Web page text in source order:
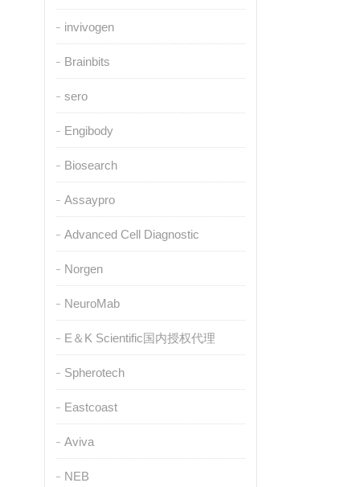
invivogen
Brainbits
sero
Engibody
Biosearch
Assaypro
Advanced Cell Diagnostic
Norgen
NeuroMab
E＆K Scientific国内授权代理
Spherotech
Eastcoast
Aviva
NEB